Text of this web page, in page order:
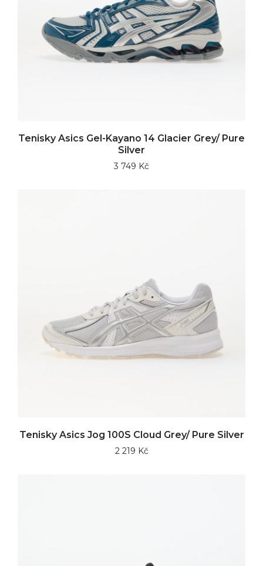
Tenisky Asics Gel-Kayano 14 Glacier Grey/ Pure
Silver
3 749 Kč
Tenisky Asics Jog 100S Cloud Grey/ Pure Silver
2 219 Kč